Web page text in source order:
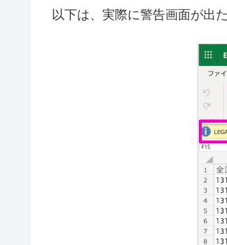
以下は、実際に警告画面が出